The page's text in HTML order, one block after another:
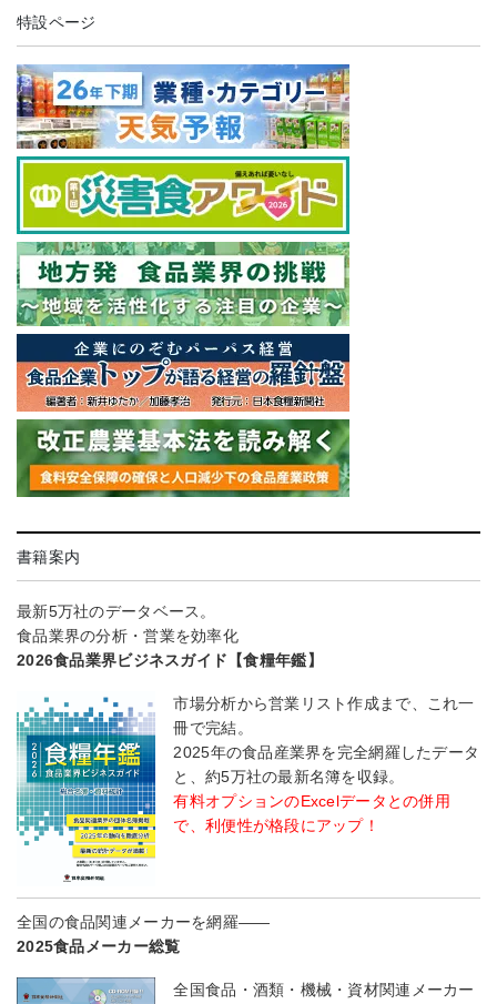
特設ページ
書籍案内
最新5万社のデータベース。
食品業界の分析・営業を効率化
2026食品業界ビジネスガイド【食糧年鑑】
市場分析から営業リスト作成まで、これ一
冊で完結。
2025年の食品産業界を完全網羅したデータ
と、約5万社の最新名簿を収録。
有料オプションのExcelデータとの併用
で、利便性が格段にアップ！
全国の食品関連メーカーを網羅――
2025食品メーカー総覧
全国食品・酒類・機械・資材関連メーカー